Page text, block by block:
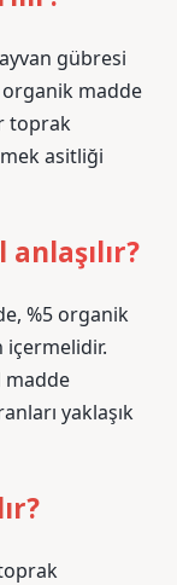
gübresi
madde
toprak
asitliği
%5 organik
içermelidir.
madde
yaklaşık